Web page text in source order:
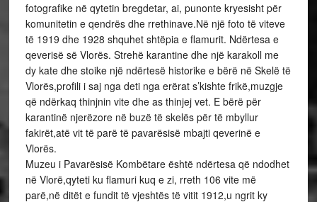
fotografike në qytetin bregdetar, ai, punonte kryesisht për
komunitetin e qendrës dhe rrethinave.Në një foto të viteve
të 1919 dhe 1928 shquhet shtëpia e flamurit. Ndërtesa e
qeverisë së Vlorës. Strehë karantine dhe një karakoll me
dy kate dhe stoike një ndërtesë historike e bërë në Skelë të
Vlorës,profili i saj nga deti nga erërat s’kishte frikë,muzgje
që ndërkaq thinjnin vite dhe as thinjej vet. E bërë për
karantinë njerëzore në buzë të skelës për të mbyllur
fakirët,atë vit të parë të pavarësisë mbajti qeverinë e
Vlorës.
Muzeu i Pavarësisë Kombëtare është ndërtesa që ndodhet
në Vlorë,qyteti ku flamuri kuq e zi, rreth 106 vite më
parë,në ditët e fundit të vjeshtës të vitit 1912,u ngrit ky